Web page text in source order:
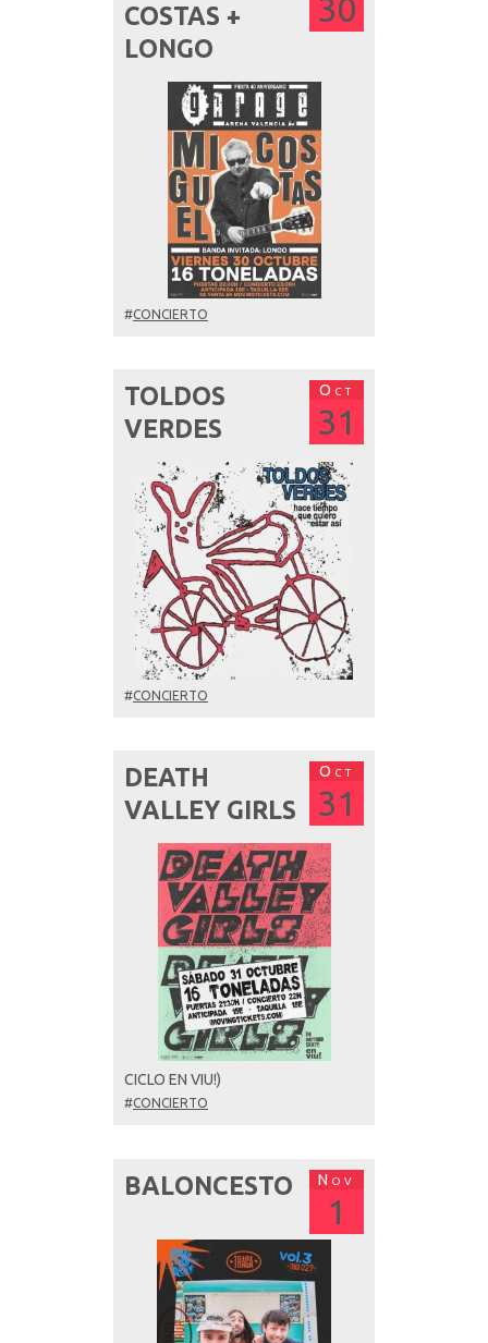
30
COSTAS +
LONGO
#CONCIERTO
Oct
31
TOLDOS
VERDES
#CONCIERTO
Oct
31
DEATH
VALLEY GIRLS
CICLO EN VIU!)
#CONCIERTO
Nov
1
BALONCESTO